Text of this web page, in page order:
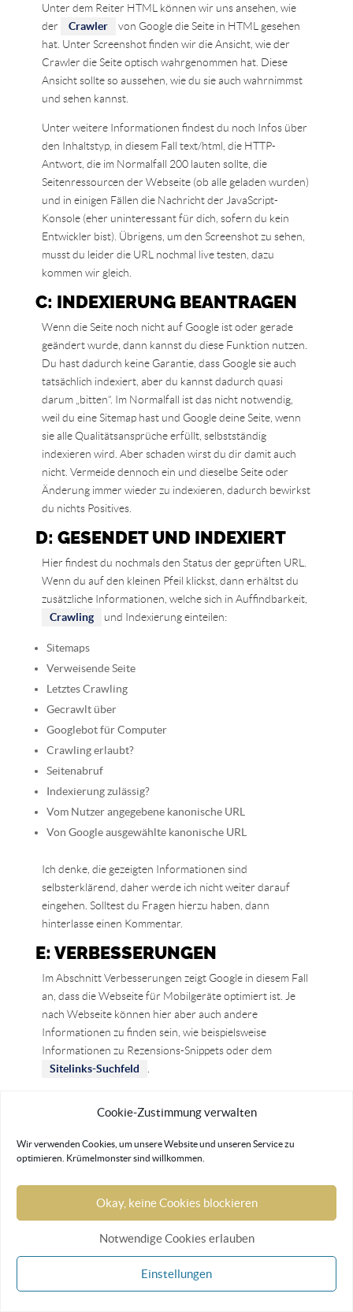
Cookie-Zustimmung verwalten
Wir verwenden Cookies, um unsere Website und unseren Service zu
optimieren. Krümelmonster sind willkommen.
Okay, keine Cookies blockieren
Notwendige Cookies erlauben
Einstellungen
Unter dem Reiter HTML können wir uns ansehen, wie
der
Crawler
von Google die Seite in HTML gesehen
hat. Unter Screenshot finden wir die Ansicht, wie der
Crawler die Seite optisch wahrgenommen hat. Diese
Ansicht sollte so aussehen, wie du sie auch wahrnimmst
und sehen kannst.
Unter weitere Informationen findest du noch Infos über
den Inhaltstyp, in diesem Fall text/html, die HTTP-
Antwort, die im Normalfall 200 lauten sollte, die
Seitenressourcen der Webseite (ob alle geladen wurden)
und in einigen Fällen die Nachricht der JavaScript-
Konsole (eher uninteressant für dich, sofern du kein
Entwickler bist). Übrigens, um den Screenshot zu sehen,
musst du leider die URL nochmal live testen, dazu
kommen wir gleich.
C: INDEXIERUNG BEANTRAGEN
Wenn die Seite noch nicht auf Google ist oder gerade
geändert wurde, dann kannst du diese Funktion nutzen.
Du hast dadurch keine Garantie, dass Google sie auch
tatsächlich indexiert, aber du kannst dadurch quasi
darum „bitten“. Im Normalfall ist das nicht notwendig,
weil du eine Sitemap hast und Google deine Seite, wenn
sie alle Qualitätsansprüche erfüllt, selbstständig
indexieren wird. Aber schaden wirst du dir damit auch
nicht. Vermeide dennoch ein und dieselbe Seite oder
Änderung immer wieder zu indexieren, dadurch bewirkst
du nichts Positives.
D: GESENDET UND INDEXIERT
Hier findest du nochmals den Status der geprüften URL.
Wenn du auf den kleinen Pfeil klickst, dann erhältst du
zusätzliche Informationen, welche sich in Auffindbarkeit,
Crawling
und Indexierung einteilen:
Sitemaps
Verweisende Seite
Letztes Crawling
Gecrawlt über
Googlebot für Computer
Crawling erlaubt?
Seitenabruf
Indexierung zulässig?
Vom Nutzer angegebene kanonische URL
Von Google ausgewählte kanonische URL
Ich denke, die gezeigten Informationen sind
selbsterklärend, daher werde ich nicht weiter darauf
eingehen. Solltest du Fragen hierzu haben, dann
hinterlasse einen Kommentar.
E: VERBESSERUNGEN
Im Abschnitt Verbesserungen zeigt Google in diesem Fall
an, dass die Webseite für Mobilgeräte optimiert ist. Je
nach Webseite können hier aber auch andere
Informationen zu finden sein, wie beispielsweise
Informationen zu Rezensions-Snippets oder dem
Sitelinks-Suchfeld
Wie ich vorhin bereits erwähnte, brauchst du um den
Screenshot von Google zu sehen, den Live-URL-Test.
Ansonsten ändert sich hier nicht viel zur Voransicht, es
Screenshot in einigen Fällen nicht so schön aussieht, das
passiert öfter, wenn einige Ressourcen nicht schnell
genug geladen werden.
Ranking deiner Webseite